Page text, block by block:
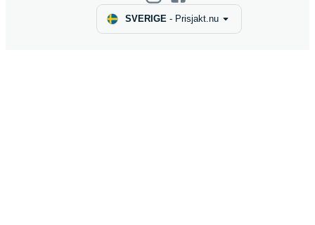
SVERIGE- Prisjakt.nu